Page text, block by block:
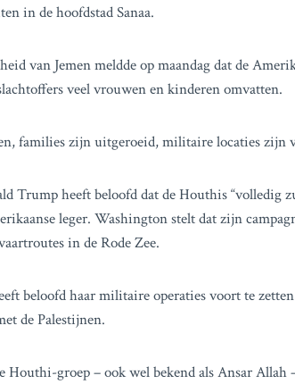
in de hoofdstad Sanaa.
van Jemen meldde op maandag dat de
veel vrouwen en kinderen omvatten.
families zijn uitgeroeid, militaire locaties zijn
Trump heeft beloofd dat de Houthis “volledig
leger. Washington stelt dat zijn
in de Rode Zee.
beloofd haar militaire operaties voort te
de Palestijnen.
Houthi-groep – ook wel bekend als Ansar